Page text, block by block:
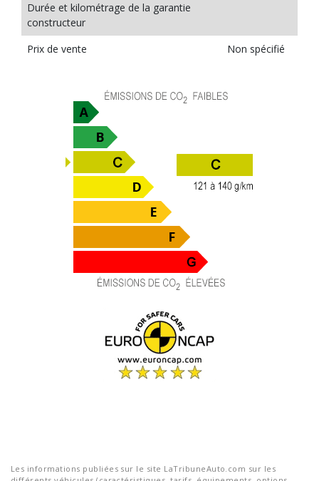
Durée et kilométrage de la garantie
constructeur
Prix de vente
Non spécifié
Les informations publiées sur le site LaTribuneAuto.com sur les